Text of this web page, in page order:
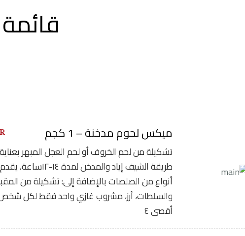
ميكس لحوم مدخنة – 1 كجم
تشكيلة من لحم الخروف أو لحم العجل المبهر
أنواع من الصلصات بالإضافة إلى: تشكيلة من
والسلطات، أرز، مشروب غازي واحد فقط لكل
أقصى ٤